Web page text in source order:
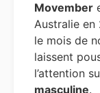
Movember
Australie
le mois de
laissent
l’attention
masculine.